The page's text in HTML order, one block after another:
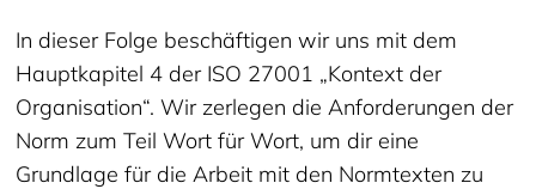
In dieser Folge beschäftigen wir uns mit dem
Hauptkapitel 4 der ISO 27001 „Kontext der
Organisation“. Wir zerlegen die Anforderungen der
Norm zum Teil Wort für Wort, um dir eine
Grundlage für die Arbeit mit den Normtexten zu